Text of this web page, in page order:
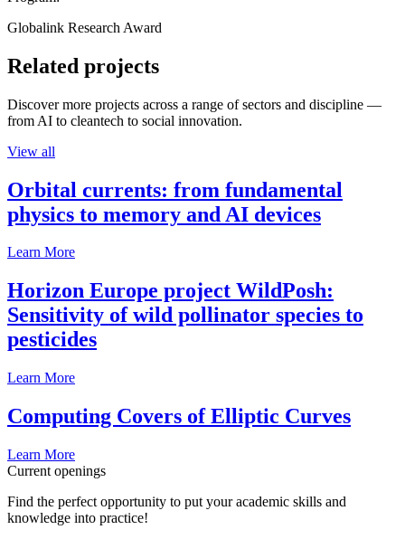
Globalink Research Award
Related projects
Discover more projects across a range of sectors and discipline —
from AI to cleantech to social innovation.
View all
Orbital currents: from fundamental
physics to memory and AI devices
Learn More
Horizon Europe project WildPosh:
Sensitivity of wild pollinator species to
pesticides
Learn More
Computing Covers of Elliptic Curves
Learn More
Current openings
Find the perfect opportunity to put your academic skills and
knowledge into practice!